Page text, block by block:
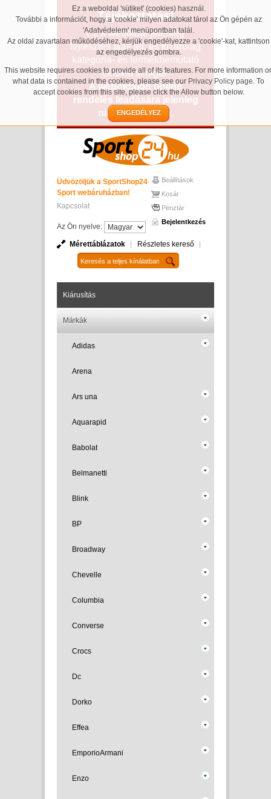
Ez a weboldal 'sütiket' (cookies) használ.
További a információt, hogy a 'cookie' milyen adatokat tárol az Ön gépén az
'Adatvédelem' menüpontban talál.
Az oldal zavartalan működéséhez, kérjük engedélyezze a 'cookie'-kat, kattintson
az engedélyezés gombra.
This website requires cookies to provide all of its features. For more information
what data is contained in the cookies, please see our Privacy Policy page. To
accept cookies from this site, please click the Allow button below.
ENGEDÉLYEZ
Tájékoztatás!
Ez a weboldal jelenleg
fejlesztés alatt áll, és kizárólag
kategória- és termékbemutató
célokat szolgál.
A weboldalon online
rendelés leadására jelenleg
nincs lehetőség.
Üdvözöljük a SportShop24
Sport webáruházban!
Kapcsolat
Az Ön nyelve:
Beállítások
Kosár
Pénztár
Bejelentkezés
Mérettáblázatok Részletes kereső
Kiárusítás
Márkák
Adidas
Arena
Ars una
Aquarapid
Babolat
Belmanetti
Blink
BP
Broadway
Chevelle
Columbia
Converse
Crocs
Dc
Dorko
Effea
EmporioArmani
Enzo